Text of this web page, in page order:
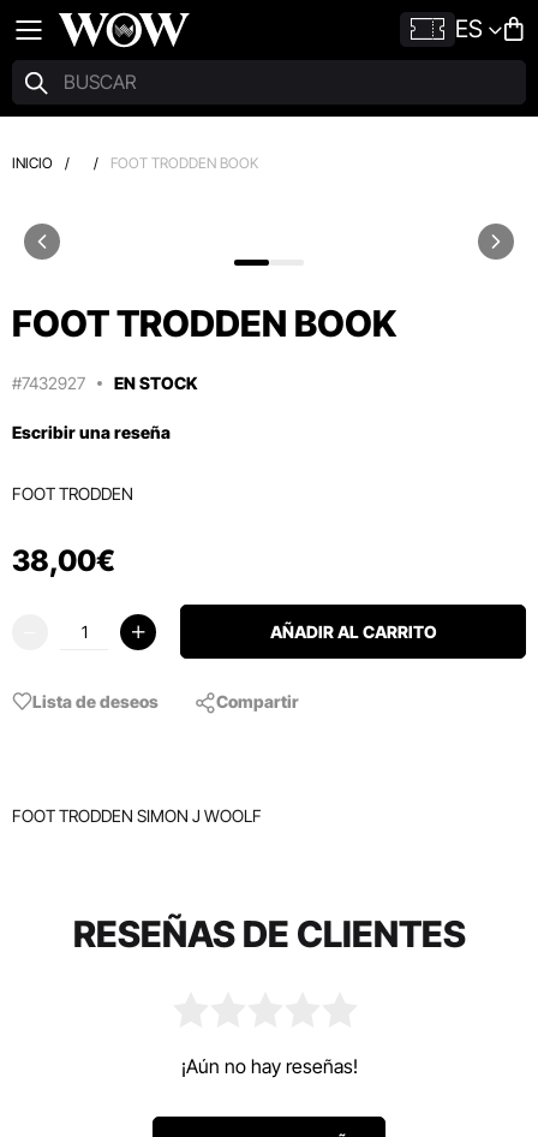
ES
INICIO / / FOOT TRODDEN BOOK
FOOT TRODDEN BOOK
#7432927 EN STOCK
Escribir una reseña
FOOT TRODDEN
38,00€
AÑADIR AL CARRITO
Lista de deseos Compartir
FOOT TRODDEN SIMON J WOOLF
RESEÑAS DE CLIENTES
¡Aún no hay reseñas!